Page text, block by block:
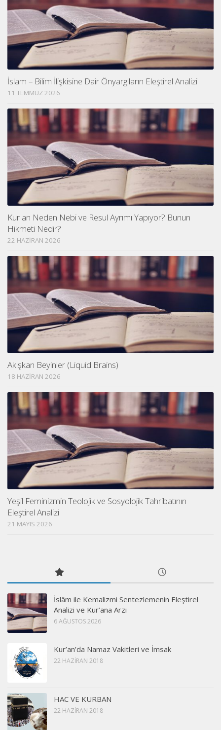
İslam – Bilim İlişkisine Dair Önyargıların Eleştirel Analizi
11 TEMMUZ 2026
Kur an Neden Nebi ve Resul Ayrımı Yapıyor? Bunun
Hikmeti Nedir?
22 HAZIRAN 2026
Akışkan Beyinler (Liquid Brains)
18 HAZIRAN 2026
Yeşil Feminizmin Teolojik ve Sosyolojik Tahribatının
Eleştirel Analizi
21 MAYIS 2026
İslâm ile Kemalizmi Sentezlemenin Eleştirel
Analizi ve Kur’ana Arzı
6 AĞUSTOS 2026
Kur’an’da Namaz Vakitleri ve İmsak
22 HAZIRAN 2018
HAC VE KURBAN
22 HAZIRAN 2018